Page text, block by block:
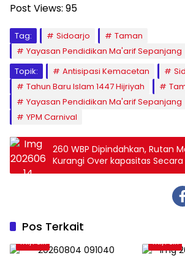
Post Views: 95
Tag: Sidoarjo
Taman
Yayasan Pendidikan Ma'arif Sepanjang
Topik:
Antisipasi Kemacetan
Tahun Baru Islam 1447 Hijriyah
Yayasan Pendidikan Ma'arif Sepanjang
YPM Carnival
260 WBP Dipindahkan, Rutan
Kurangi Over kapasitas
Pos Terkait
TNI/Polri TNI/Polri